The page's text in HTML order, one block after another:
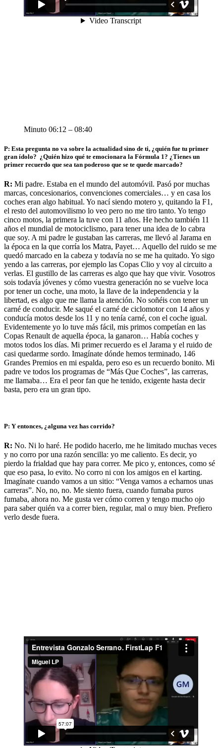
Minuto 06:12 – 08:40
P: Esta pregunta no va sobre la actualidad sino de ti, ¿quién fue tu primer
gran ídolo? ¿Quién hizo qué te emocionara la Fórmula 1? ¿Tienes un
primer recuerdo que sea tan poderoso que se te quede marcado?
R: Mi padre. Estaba en el mundo del automóvil. Pasó por muchas
marcas, concesionarios, convenciones comerciales… y en casa los
coches eran algo habitual. Yo nací siendo motero y, quitando la F1,
el resto del automovilismo lo veo pero no me tiro tanto. Yo tengo
cinco motos, la primera la tuve con 11 años. He hecho también 11
años el mundial de motociclismo, para tener una idea de lo cabra
que soy. A mi padre le gustaban las carreras, me llevó al Jarama en
la época en la que corría los Matra, Payet… Aquello del ruido se me
quedó marcado en la cabeza y todavía no se me ha quitado. Yo sigo
yendo a las carreras, por ejemplo las Copas Clio y voy al circuito a
verlas. El gustillo de las carreras es algo que hay que vivir. Vosotros
sois todavía jóvenes y cómo vuestra generación no se vuelve loca
por tener un coche, una moto, la llave de la independencia y la
libertad, es algo que me llama la atención. No soñéis con tener un
carné de conducir. Me saqué el carné de ciclomotor con 14 años y
conducía motos desde los 11 y no tenía carné, con el coche igual.
Evidentemente yo lo tuve más fácil, mis primos competían en las
Copas Renault de aquella época, la ganaron… Había coches y
motos todos los días. Mi primer recuerdo es el Jarama y el ruido de
casi quedarme sordo. Imagínate dónde hemos terminado, 146
Grandes Premios en mi espalda, pero eso es un recuerdo bonito. Mi
padre ve todos los programas de “Más Que Coches”, las carreras,
me llamaba… Era el peor fan que he tenido, exigente hasta decir
basta, pero era un gran tipo.
P: Y entonces, ¿alguna vez has corrido?
R: No. Ni lo haré. He podido hacerlo, me he limitado muchas veces
y no corro por una razón sencilla: yo me caliento. Es decir, yo
pierdo la frialdad que hay para correr. Me pico y, entonces, como sé
que eso pasa, lo evito. No corro ni con los amigos en el karting.
Imagínate cuando vamos a un sitio: “Venga vamos a echarnos unas
carreras”. No, no, no. Me siento fuera, cuando fumaba puros
fumaba, ahora no. Me gusta ver cómo corren y tengo mucho ojo
para saber quién va a correr bien, regular, mal o muy bien. Prefiero
verlo desde fuera.